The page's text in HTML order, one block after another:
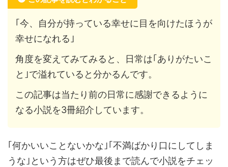
｢今、自分が持っている幸せに目を向けたほうが
幸せになれる｣
角度を変えてみてみると、日常は｢ありがたいこ
と｣で溢れていると分かるんです。
この記事は当たり前の日常に感謝できるように
なる小説を3冊紹介しています。
｢何かいいことないかな｣｢不満ばかり口にしてしま
うな｣という方はぜひ最後まで読んで小説をチェッ